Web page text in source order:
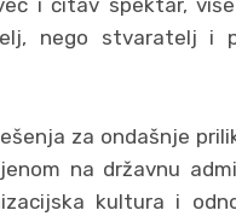
i čitav spektar,
nego stvaratelj i
za ondašnje
na državnu
kultura i